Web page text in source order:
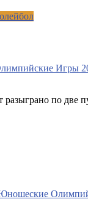
Игры
по две